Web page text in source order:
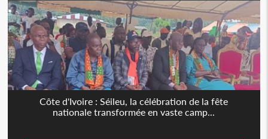
Côte d'Ivoire : Séileu, la célébration de la fête
nationale transformée en vaste camp...